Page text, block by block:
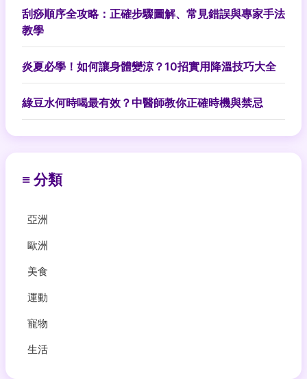
刮痧順序全攻略：正確步驟圖解、常見錯誤與專家手法
教學
炎夏必學！如何讓身體變涼？10招實用降溫技巧大全
綠豆水何時喝最有效？中醫師教你正確時機與禁忌
≡ 分類
亞洲
歐洲
美食
運動
寵物
生活